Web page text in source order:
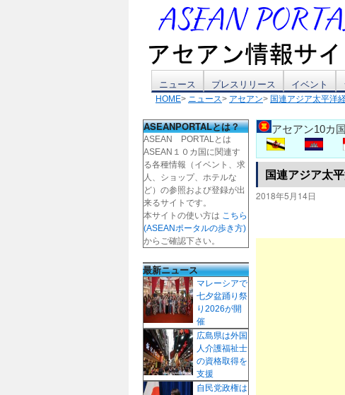
テ
ン
ツ
へ
ス
キ
ッ
プ
ニュース プレスリリース イベント
HOME> ニュース> アセアン> 国連アジア太平洋
アセアン10カ
国連アジア太
2018年5月14日
ASEANPORTALとは？
ASEAN PORTALとは
ASEAN１０カ国に関連す
る各種情報（イベント、求
人、ショップ、ホテルな
ど）の参照および登録が出
来るサイトです。
本サイトの使い方は こちら
(ASEANポータルの歩き方)
からご確認下さい。
最新ニュース
マレーシアで
七夕盆踊り祭
り2026が開
催
広島県は外国
人介護福祉士
の資格取得を
支援
自民党政権は